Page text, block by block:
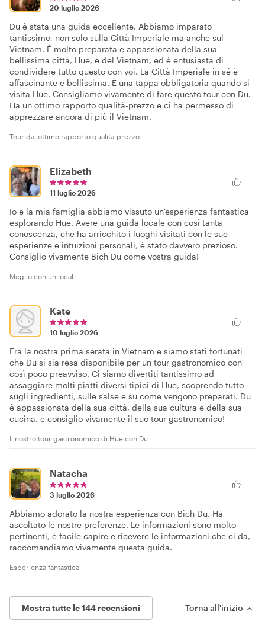
20 luglio 2026
Du è stata una guida eccellente. Abbiamo imparato
tantissimo, non solo sulla Città Imperiale ma anche sul
Vietnam. È molto preparata e appassionata della sua
bellissima città, Hue, e del Vietnam, ed è entusiasta di
condividere tutto questo con voi. La Città Imperiale in sé è
affascinante e bellissima. È una tappa obbligatoria quando si
visita Hue. Consigliamo vivamente di fare questo tour con Du.
Ha un ottimo rapporto qualità-prezzo e ci ha permesso di
apprezzare ancora di più il Vietnam.
Tour dal ottimo rapporto qualità-prezzo
Elizabeth
11 luglio 2026
Io e la mia famiglia abbiamo vissuto un'esperienza fantastica
esplorando Hue. Avere una guida locale con così tanta
conoscenza, che ha arricchito i luoghi visitati con le sue
esperienze e intuizioni personali, è stato davvero prezioso.
Consiglio vivamente Bich Du come vostra guida!
Meglio con un local
Kate
10 luglio 2026
Era la nostra prima serata in Vietnam e siamo stati fortunati
che Du si sia resa disponibile per un tour gastronomico con
così poco preavviso. Ci siamo divertiti tantissimo ad
assaggiare molti piatti diversi tipici di Hue, scoprendo tutto
sugli ingredienti, sulle salse e su come vengono preparati. Du
è appassionata della sua città, della sua cultura e della sua
cucina, e consiglio vivamente il suo tour gastronomico!
Il nostro tour gastronomico di Hue con Du
Natacha
3 luglio 2026
Abbiamo adorato la nostra esperienza con Bich Du. Ha
ascoltato le nostre preferenze. Le informazioni sono molto
pertinenti, è facile capire e ricevere le informazioni che ci dà,
raccomandiamo vivamente questa guida.
Esperienza fantastica
Mostra tutte le 144 recensioni Torna all'inizio